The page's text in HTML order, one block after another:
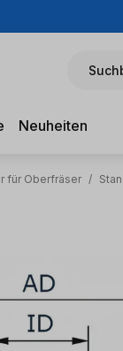
Neuheiten
für Oberfräser /